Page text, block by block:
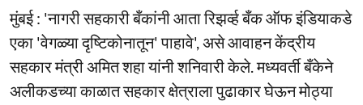
मुंबई : 'नागरी सहकारी बँकांनी आता रिझर्व्ह बँक ऑफ इंडियाकडे
एका 'वेगळ्या दृष्टिकोनातून' पाहावे', असे आवाहन केंद्रीय
सहकार मंत्री अमित शहा यांनी शनिवारी केले. मध्यवर्ती बँकेने
अलीकडच्या काळात सहकार क्षेत्राला पुढाकार घेऊन मोठ्या